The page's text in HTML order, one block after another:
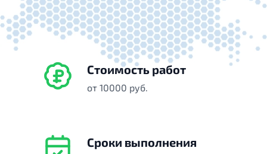
Стоимость работ
от 10000 руб.
Сроки выполнения